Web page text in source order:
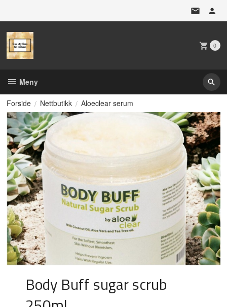
0
Meny
Forside Nettbutikk Aloeclear serum
Body Buff sugar scrub